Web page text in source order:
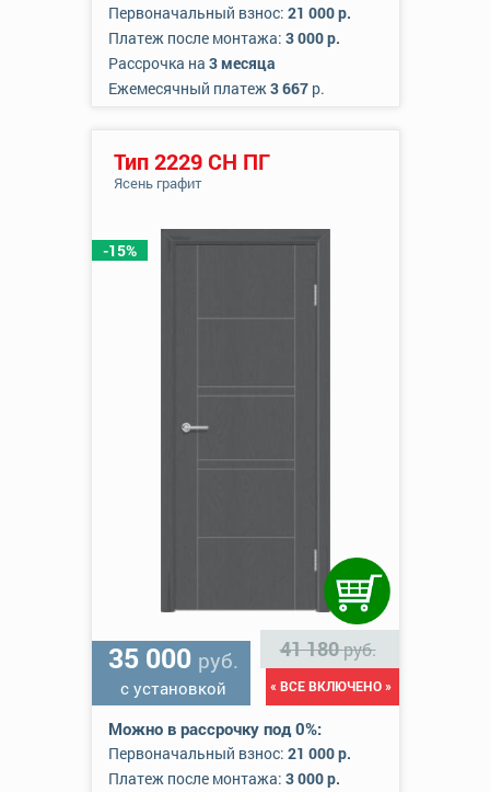
Первоначальный взнос: 21 000 р.
Платеж после монтажа: 3 000 р.
Рассрочка на 3 месяца
Ежемесячный платеж3 667р.
-15%
Тип 2229 СН ПГ
Ясень графит
35 000 руб.
с установкой
41 180руб.
« ВСЕ ВКЛЮЧЕНО »
Можно в рассрочку под 0%:
Первоначальный взнос: 21 000 р.
Платеж после монтажа: 3 000 р.